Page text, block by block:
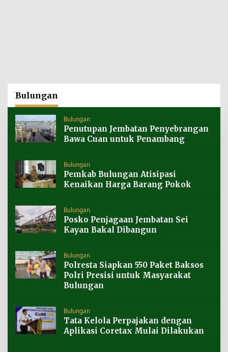
Bulungan
Bulungan
Penutupan Jembatan Penyebrangan
Bawa Cuan untuk Penambang
Bulungan
Pemkab Bulungan Atisipasi
Kenaikan Harga Barang Pokok
Bulungan
Posko Penjagaan Jembatan Sei
Kayan Bakal Dibangun
Bulungan
Polresta Siapkan 550 Paket Baksos
Polri Presisi untuk Masyarakat
Bulungan
Bulungan
Tata Kelola Perpajakan dengan
Aplikasi Coretax Mulai Dilakukan